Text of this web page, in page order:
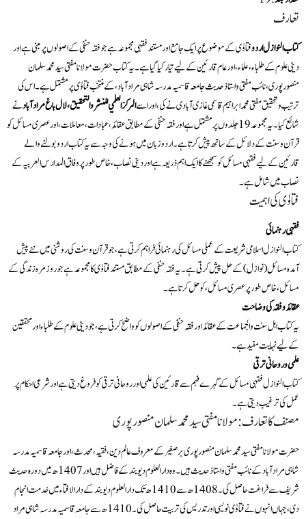
تعارف
کتاب النوازل اردوفتاوٰی کے موضوع پر ایک جامع اور مستند فقہی مجموعہ ہے جو فقہ حنفی کے اصولوں پر مبنی ہے اور
دینی علوم کے طلباء، علماء، اور عام قارئین کے لیے تیار کیا گیا ہے۔ یہ کتاب حضرت مولانا مفتی سید محمد سلمان
منصورپوری، نائب مفتی و استاذ حدیث جامعہ قاسمیہ مدرسہ شاہی مراد آباد، کے منتخب فتاوٰی پر مشتمل ہے۔ اس کی
ترتیب و تحقیق مفتی محمد ابراہیم قاسمی غازی آبادی نے کی، اور اسےالمركز العلمي للنشر والتحقيق، لال باغ مراد آبادنے
شائع کیا۔ یہ مجموعہ 19 جلدوں پر مشتمل ہے اور فقہ حنفی کے مطابق عقائد، عبادات، معاملات، اور عصری مسائل کو
قرآن و سنت کے دلائل کے ساتھ پیش کرتا ہے۔ اردو زبان میں ہونے کی وجہ سے یہ کتاب اردو بولنے والے
قارئین کے لیے فقہی مسائل کو سمجھنے کا ایک اہم ذریعہ ہے اور دینی نصاب، خاص طور پر وفاق المدارس العربیہ کے
نصاب میں شامل ہے۔
فتاوٰی کی اہمیت
فقہی رہنمائی
کتاب النوازل اسلامی شریعت کے عملی مسائل کی رہنمائی فراہم کرتی ہے، جو قرآن و سنت کی روشنی میں نئے پیش
آمدہ مسائل (نوازل) کے حل پیش کرتی ہے۔ یہ فقہ حنفی کے مطابق مستند فتاوٰی کا مجموعہ ہے جو روزمرہ زندگی کے
مسائل، خاص طور پر عصری مسائل، کو حل کرتا ہے۔
عقائد و فقہ کی وضاحت
یہ کتاب اہل سنت و الجماعت کے عقائد اور فقہ حنفی کے اصولوں کو واضح کرتی ہے، جو دینی علوم کے طلباء اور محققین
کے لیے نہایت مفید ہے۔
علمی و روحانی ترقی
کتاب النوازل فقہی مسائل کے گہرے فہم سے قارئین کی علمی اور روحانی ترقی کو فروغ دیتی ہے اور شرعی احکام پر
عمل کی ترغیب دیتی ہے۔
مصنف کا تعارف: مولانا مفتی سید محمد سلمان منصورپوری
حضرت مولانا مفتی سید محمد سلمان منصورپوری برصغیر کے معروف عالم دین، فقیہ، محدث، اور جامعہ قاسمیہ مدرسہ
شاہی مراد آباد کے نائب مفتی و استاذ حدیث ہیں۔ وہ دارالعلوم دیوبند کے فاضل ہیں اور 1407ھ میں دورہ حدیث
شریف سے فراغت حاصل کی۔ 1408ھ سے 1410ھ تک دارالعلوم دیوبند کے دارالافتاء میں خدمت انجام
دی، جہاں انہوں نے فتاوٰی نویسی اور تدریس کی تربیت حاصل کی۔ 1410ھ سے جامعہ قاسمیہ مدرسہ شاہی مراد